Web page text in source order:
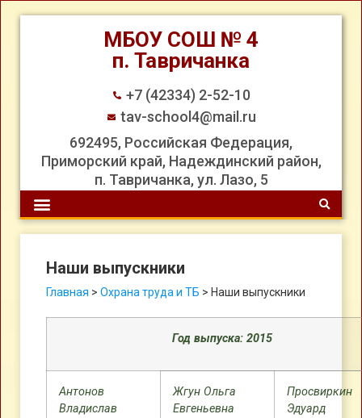
МБОУ СОШ № 4
п. Тавричанка
+7 (42334) 2-52-10
tav-school4@mail.ru
692495, Российская Федерация,
Приморский край, Надеждинский район,
п. Тавричанка, ул. Лазо, 5
Наши выпускники
Главная > Охрана труда и ТБ > Наши выпускники
Год выпуска: 2015
Антонов
Владислав
Жгун Ольга
Евгеньевна
Просвиркин
Эдуард